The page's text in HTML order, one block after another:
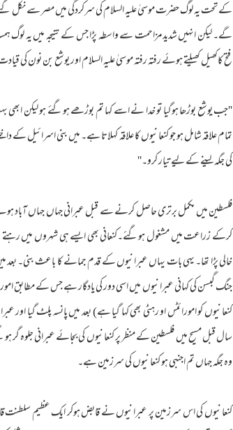
کے تحت یہ لوگ حضرت موسیٰ علیہ السلام کی سرکردگی میں مصر سے نکل گئے
گے۔ لیکن انہیں شدیدمزاحمت سے واسطہ پڑا جس کے نتیجہ میں یہ
فتح کاکھیل کھیلتے ہوئے رفتہ رفتہ موسیٰ علیہ السلام اور یوشع بن نون
''جب یوشع بوڑھا ہوگیا تو خدا نے اسے کہا تم بوڑھے ہوگئے ہو لیکن
تمام علاقہ شامل ہو جو کنعانیوں کا علاقہ کہلاتا ہے۔ میں بنی اسرائیل
کی جگہ لینے کے لیے تیار کرو۔''
فلسطین میں مکمل برتری حاصل کرنے سے قبل عبرانی جہاں جہاں آباد
کرکے زراعت میں مشغول ہوگئے۔کنعانی بھی ایسے ہی شہروں میں رہتے
خالی پڑا تھا۔ یہی بات یہاں عبرانیوں کے قدم جمانے کا باعث بنی۔
جنگ گبسن کی کہانی عبرانیوں میں اسی دور کی یادگار ہے جس کے مطابق
کنعانیوں کو امورائٹس او رہٹی بھی کہا گیا ہے) بعد میں پانسہ پلٹ گیا
سال قبل مسیح میں فلسطین کے منظر پر کنعانیوں کی بجائے عبرانی جلوہ
وہ جگہ جہاں تم اجنبی ہو کنعانیوں کی سرزمین ہے۔
کنعانیوں کی اس سرزمین پر عبرانیوں نے قابض ہوکر ایک عظیم سلطنت